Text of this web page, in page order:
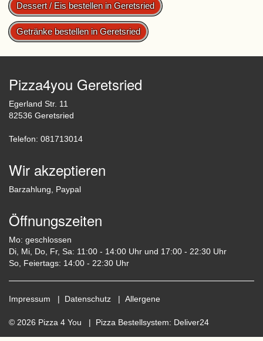
Dessert / Eis bestellen in Geretsried
Getränke bestellen in Geretsried
Pizza4you Geretsried
Egerland Str. 11
82536 Geretsried
Telefon: 081713014
Wir akzeptieren
Barzahlung, Paypal
Öffnungszeiten
Mo: geschlossen
Di, Mi, Do, Fr, Sa: 11:00 - 14:00 Uhr und 17:00 - 22:30 Uhr
So, Feiertags: 14:00 - 22:30 Uhr
Impressum | Datenschutz | Allergene
© 2026 Pizza 4 You | Pizza Bestellsystem: Deliver24